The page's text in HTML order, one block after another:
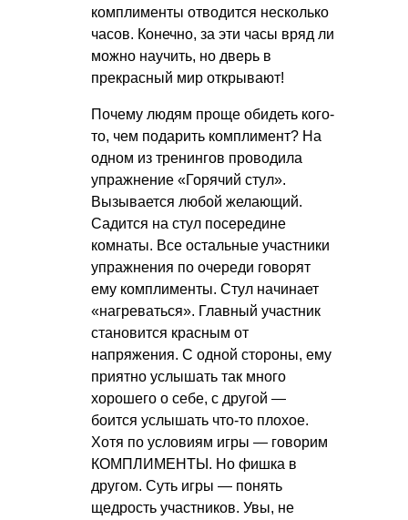
комплименты отводится несколько
часов. Конечно, за эти часы вряд ли
можно научить, но дверь в
прекрасный мир открывают!
Почему людям проще обидеть кого-
то, чем подарить комплимент? На
одном из тренингов проводила
упражнение «Горячий стул».
Вызывается любой желающий.
Садится на стул посередине
комнаты. Все остальные участники
упражнения по очереди говорят
ему комплименты. Стул начинает
«нагреваться». Главный участник
становится красным от
напряжения. С одной стороны, ему
приятно услышать так много
хорошего о себе, с другой —
боится услышать что-то плохое.
Хотя по условиям игры — говорим
КОМПЛИМЕНТЫ. Но фишка в
другом. Суть игры — понять
щедрость участников. Увы, не